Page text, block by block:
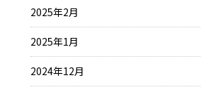
2025年2月
2025年1月
2024年12月